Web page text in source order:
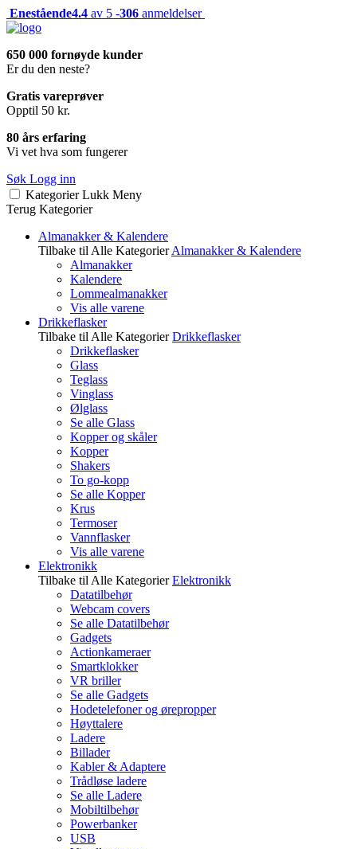
Enestående4.4 av 5 -306 anmeldelser
650 000 fornøyde kunder
Er du den neste?
Gratis vareprøver
Opptil 50 kr.
80 års erfaring
Vi vet hva som fungerer
Søk Logg inn
Kategorier Lukk Meny
Terug Kategorier
Almanakker & Kalendere
Tilbake til Alle Kategorier Almanakker & Kalendere
Almanakker
Kalendere
Lommealmanakker
Vis alle varene
Drikkeflasker
Tilbake til Alle Kategorier Drikkeflasker
Drikkeflasker
Glass
Teglass
Vinglass
Ølglass
Se alle Glass
Kopper og skåler
Kopper
Shakers
To go-kopp
Se alle Kopper
Krus
Termoser
Vannflasker
Vis alle varene
Elektronikk
Tilbake til Alle Kategorier Elektronikk
Datatilbehør
Webcam covers
Se alle Datatilbehør
Gadgets
Actionkameraer
Smartklokker
VR briller
Se alle Gadgets
Hodetelefoner og ørepropper
Høyttalere
Ladere
Billader
Kabler & Adaptere
Trådløse ladere
Se alle Ladere
Mobiltilbehør
Powerbanker
USB